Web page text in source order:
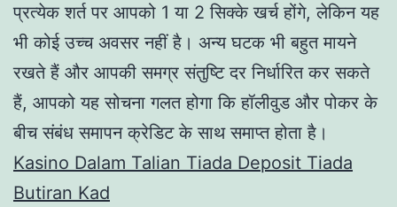
प्रत्येक शर्त पर आपको 1 या 2 सिक्के खर्च होंगे, लेकिन यह
भी कोई उच्च अवसर नहीं है। अन्य घटक भी बहुत मायने
रखते हैं और आपकी समग्र संतुष्टि दर निर्धारित कर सकते
हैं, आपको यह सोचना गलत होगा कि हॉलीवुड और पोकर के
बीच संबंध समापन क्रेडिट के साथ समाप्त होता है।
Kasino Dalam Talian Tiada Deposit Tiada
Butiran Kad